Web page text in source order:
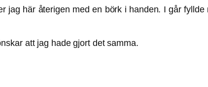
här återigen med en börk i handen. I går
att jag hade gjort det samma.